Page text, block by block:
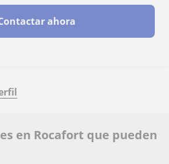
ahora
en Rocafort que pueden